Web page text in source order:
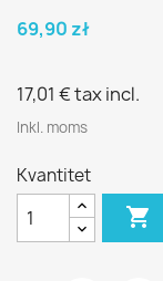
69,90 zł
17,01 €tax incl.
Inkl. moms
Kvantitet
